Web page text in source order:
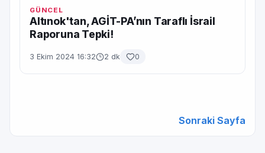
GÜNCEL
Altınok'tan, AGİT-PA’nın Taraflı İsrail
Raporuna Tepki!
3 Ekim 2024 16:32 2 dk 0
Sonraki Sayfa